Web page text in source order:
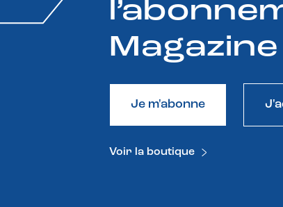
Magazine
Je m'abonne
Voir la boutique